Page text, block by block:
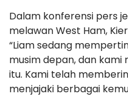
Dalam konferensi pers
melawan West Ham,
“Liam sedang
musim depan, dan
itu. Kami telah
menjajaki berbagai